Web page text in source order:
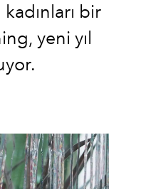
bir
yeni yıl